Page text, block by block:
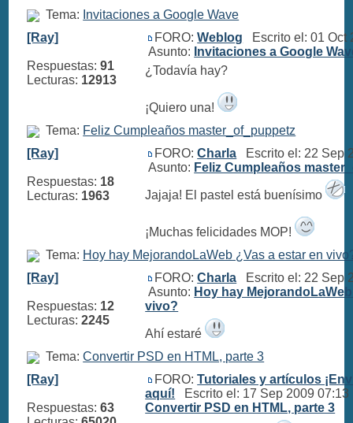
Tema: Invitaciones a Google Wave
[Ray]
Respuestas:91
Lecturas: 12913
FORO:Weblog Escrito el: 01 Oct
Asunto: Invitaciones a Google
¿Todavía hay?
¡Quiero una!
Tema: Feliz Cumpleaños master_of_puppetz
[Ray]
Respuestas: 18
Lecturas: 1963
FORO:Charla Escrito el: 22 Sep
Asunto: Feliz Cumpleaños
Jajaja! El pastel está buenísimo
¡Muchas felicidades MOP!
Tema: Hoy hay MejorandoLaWeb ¿Vas a estar en
[Ray]
Respuestas: 12
Lecturas:2245
FORO:Charla Escrito el: 22 Sep
Asunto: Hoy hay
vivo?
Ahí estaré
Tema:Convertir PSD en HTML, parte 3
[Ray]
Respuestas:63
FORO:Tutoriales y artículos
aquí! Escrito el: 17 Sep 2009
Convertir PSD en HTML, parte 3